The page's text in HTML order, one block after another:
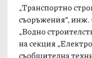
„Транспортно
съоръжения“, инж.
„Водно
на секция
съобщителна